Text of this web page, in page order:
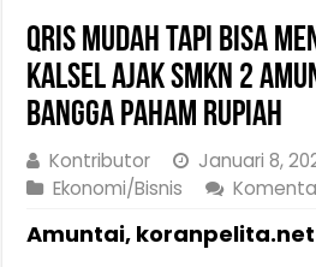
Qris Mudah Tapi Bisa
Kalsel Ajak SMKN 2
Bangga Paham Rupiah
Kontributor
Januari 8,
Ekonomi/Bisnis
Amuntai, koranpelita.net